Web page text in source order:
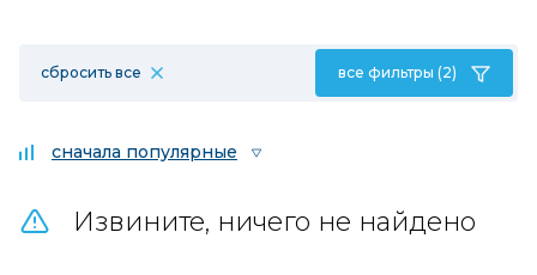
сбросить все все фильтры (2)
сначала популярные
Извините, ничего не найдено